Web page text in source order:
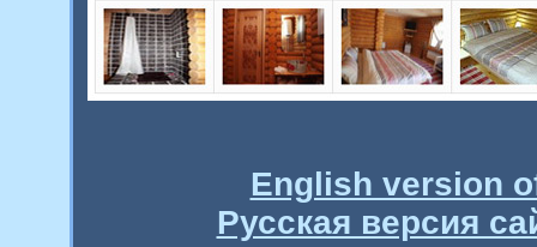
English version
Русская версия